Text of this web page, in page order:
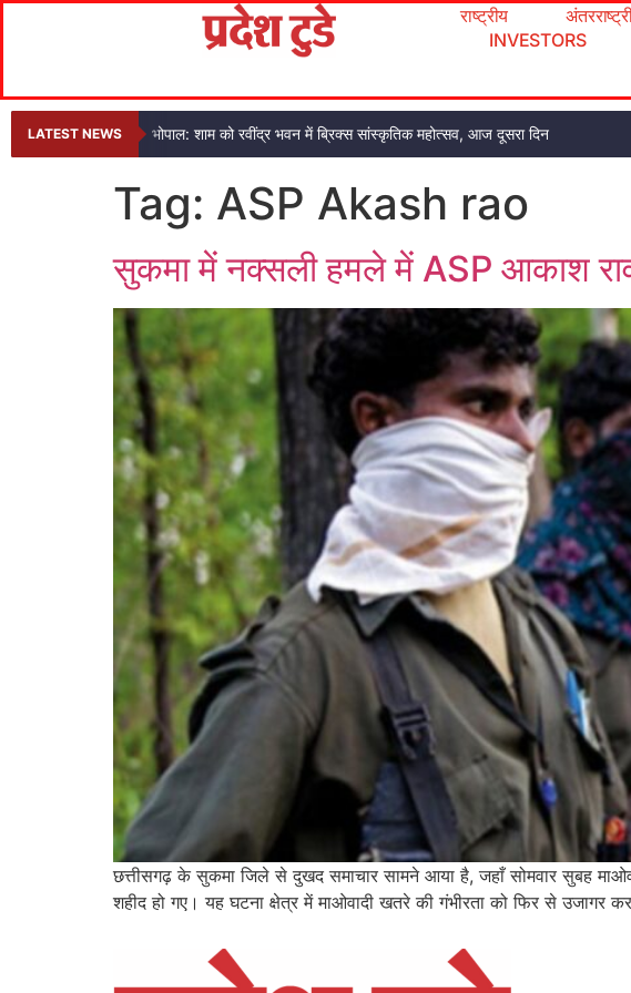
राष्ट्रीय
INVESTORS
LATEST NEWS भोपाल: शाम को रवींद्र भवन में ब्रिक्स सांस्कृतिक महोत्सव, आज दूसरा दिन
Tag: ASP Akash rao
सुकमा में नक्सली हमले में ASP आकाश
छत्तीसगढ़ के सुकमा जिले से दुखद समाचार सामने आया है, जहाँ सोमवार सुबह
शहीद हो गए। यह घटना क्षेत्र में माओवादी खतरे की गंभीरता को फिर से